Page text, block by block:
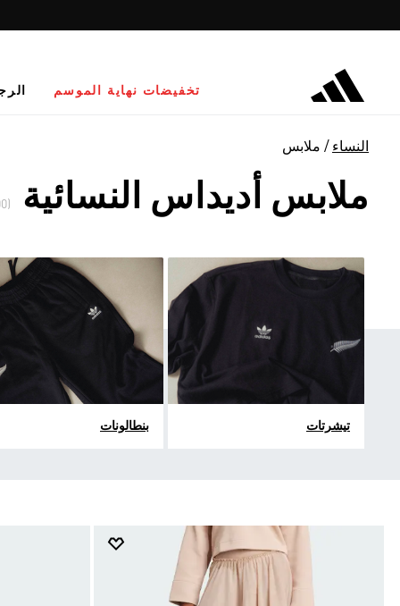
تخفيضات نهاية الموسم
النساء ملابس
ملابس أديداس النسائية (700)
تيشرتات بنطالونات